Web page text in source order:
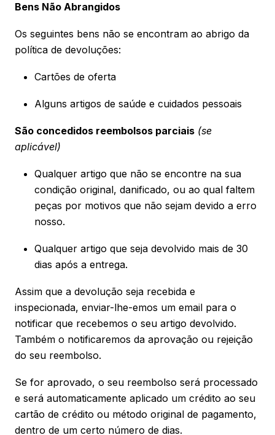
Bens Não Abrangidos
Os seguintes bens não se encontram ao abrigo da
política de devoluções:
Cartões de oferta
Alguns artigos de saúde e cuidados pessoais
São concedidos reembolsos parciais (se
aplicável)
Qualquer artigo que não se encontre na sua
condição original, danificado, ou ao qual faltem
peças por motivos que não sejam devido a erro
nosso.
Qualquer artigo que seja devolvido mais de 30
dias após a entrega.
Assim que a devolução seja recebida e
inspecionada, enviar-lhe-emos um email para o
notificar que recebemos o seu artigo devolvido.
Também o notificaremos da aprovação ou rejeição
do seu reembolso.
Se for aprovado, o seu reembolso será processado
e será automaticamente aplicado um crédito ao seu
cartão de crédito ou método original de pagamento,
dentro de um certo número de dias.